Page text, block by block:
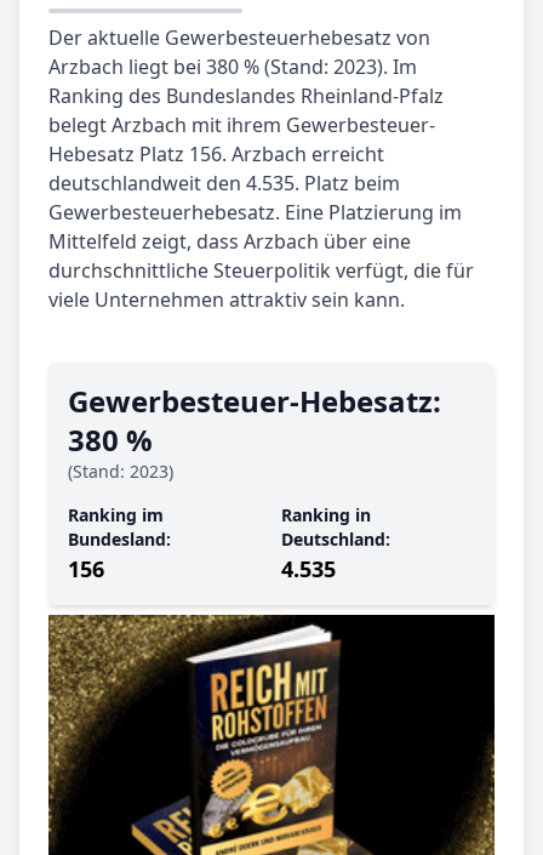
Der aktuelle Gewerbesteuerhebesatz von
Arzbach liegt bei 380 % (Stand: 2023). Im
Ranking des Bundeslandes Rheinland-Pfalz
belegt Arzbach mit ihrem Gewerbesteuer-
Hebesatz Platz 156. Arzbach erreicht
deutschlandweit den 4.535. Platz beim
Gewerbesteuerhebesatz. Eine Platzierung im
Mittelfeld zeigt, dass Arzbach über eine
durchschnittliche Steuerpolitik verfügt, die für
viele Unternehmen attraktiv sein kann.
Gewerbe­steuer-Hebe­satz:
380 %
(Stand: 2023)
Ranking im
Bundesland:
156
Ranking in
Deutschland:
4.535